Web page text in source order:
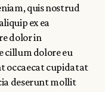
quis nostrud
ex ea
dolor in
cillum dolore eu
occaecat cupidatat
deserunt mollit